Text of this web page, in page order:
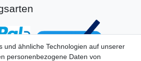
und ähnliche Technologien auf unserer
personenbezogene Daten von